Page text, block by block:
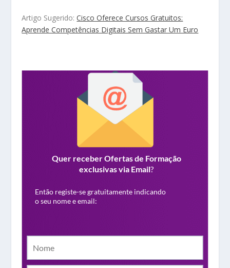
Artigo Sugerido:Cisco Oferece Cursos Gratuitos:
Aprende Competências Digitais Sem Gastar Um Euro